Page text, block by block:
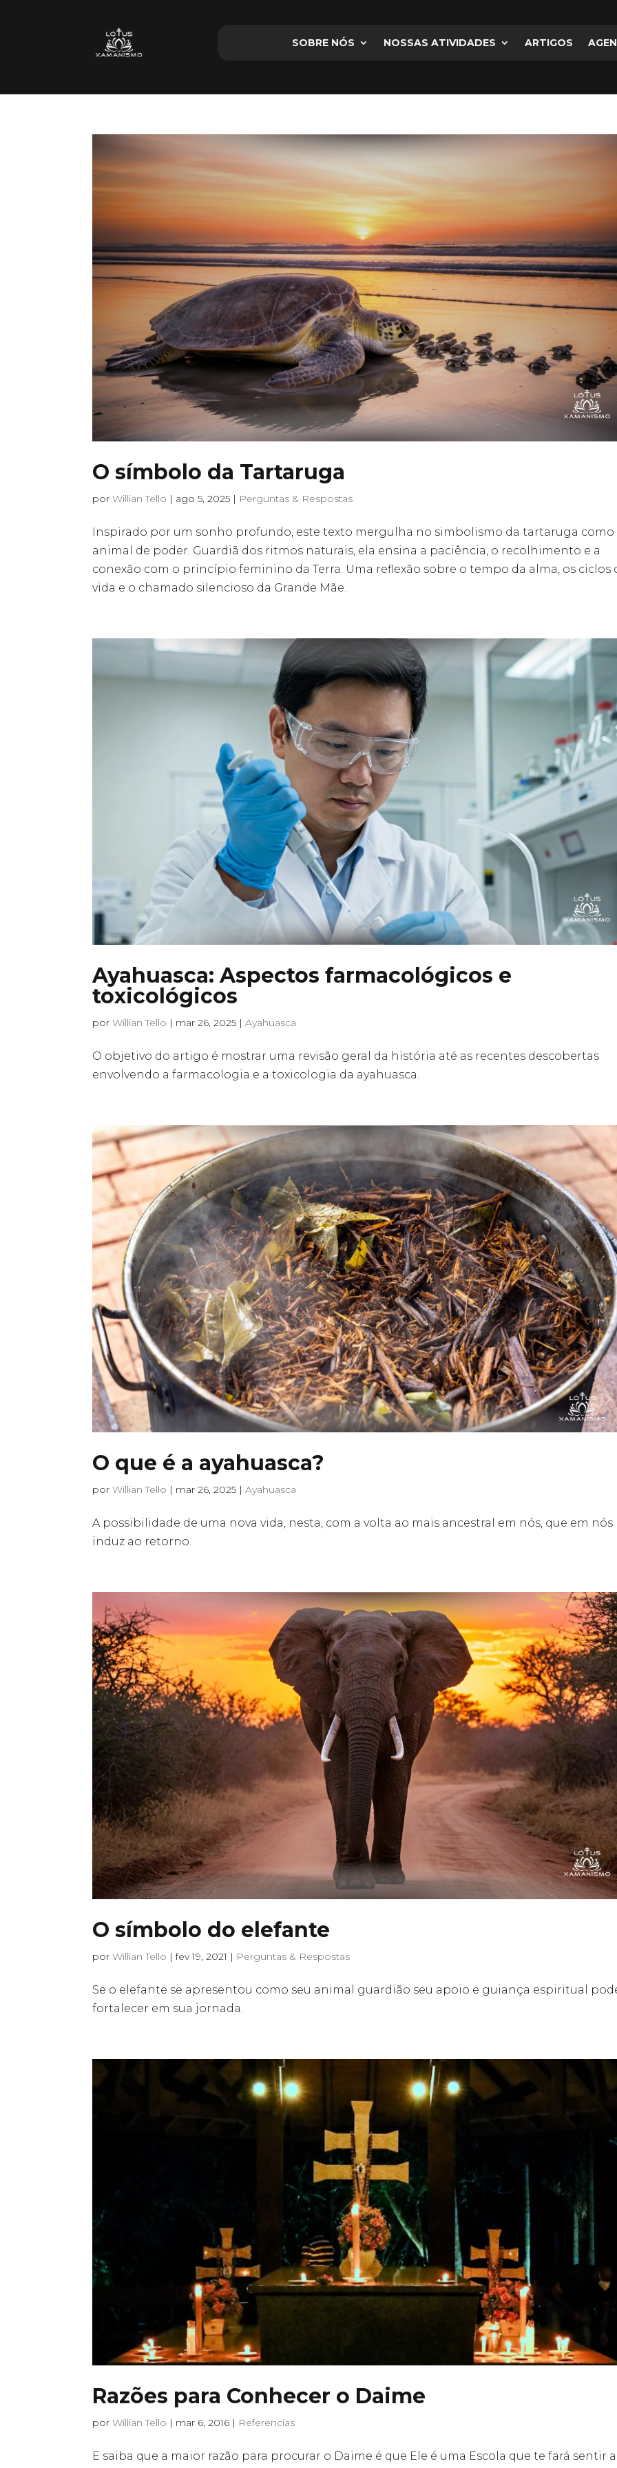
SOBRE NÓS NOSSAS ATIVIDADES ARTIGOS
O símbolo da Tartaruga
porWillian Tello | ago 5, 2025 | Perguntas & Respostas
Inspirado por um sonho profundo, este texto mergulha no simbolismo da tartaruga como
animal de poder. Guardiã dos ritmos naturais, ela ensina a paciência, o recolhimento e a
conexão com o princípio feminino da Terra. Uma reflexão sobre o tempo da alma, os ciclos
vida e o chamado silencioso da Grande Mãe.
Ayahuasca: Aspectos farmacológicos e
toxicológicos
porWillian Tello | mar 26, 2025 |Ayahuasca
O objetivo do artigo é mostrar uma revisão geral da história até as recentes descobertas
envolvendo a farmacologia e a toxicologia da ayahuasca.
O que é a ayahuasca?
porWillian Tello | mar 26, 2025 |Ayahuasca
A possibilidade de uma nova vida, nesta, com a volta ao mais ancestral em nós, que em nós
induz ao retorno.
O símbolo do elefante
porWillian Tello |fev 19, 2021 | Perguntas & Respostas
Se o elefante se apresentou como seu animal guardião seu apoio e guiança espiritual
fortalecer em sua jornada.
Razões para Conhecer o Daime
porWillian Tello | mar 6, 2016 | Referencias
E saiba que a maior razão para procurar o Daime é que Ele é uma Escola que te fará sentir a